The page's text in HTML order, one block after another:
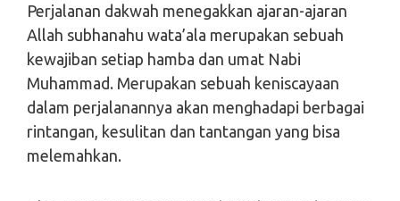
Perjalanan dakwah menegakkan ajaran-ajaran
Allah subhanahu wata’ala merupakan sebuah
kewajiban setiap hamba dan umat Nabi
Muhammad. Merupakan sebuah keniscayaan
dalam perjalanannya akan menghadapi berbagai
rintangan, kesulitan dan tantangan yang bisa
melemahkan.